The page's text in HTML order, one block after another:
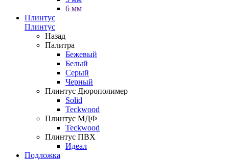
6 мм
Плинтус
Плинтус
Назад
Палитра
Бежевый
Белый
Серый
Черный
Плинтус Дюрополимер
Solid
Teckwood
Плинтус МДФ
Teckwood
Плинтус ПВХ
Идеал
Подложка